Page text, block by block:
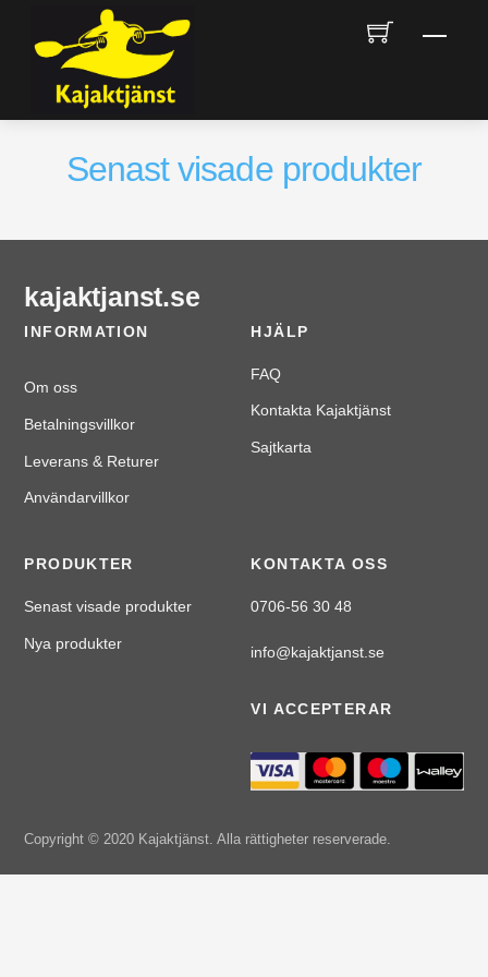
Menu
Senast visade produkter
kajaktjanst.se
INFORMATION
Om oss
Betalningsvillkor
Leverans & Returer
Användarvillkor
HJÄLP
FAQ
Kontakta Kajaktjänst
Sajtkarta
PRODUKTER
Senast visade produkter
Nya produkter
KONTAKTA OSS
0706-56 30 48
info@kajaktjanst.se
VI ACCEPTERAR
Copyright © 2020 Kajaktjänst. Alla rättigheter reserverade.